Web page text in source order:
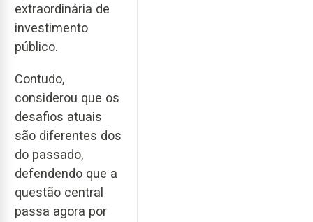
extraordinária de
investimento
público.
Contudo,
considerou que os
desafios atuais
são diferentes dos
do passado,
defendendo que a
questão central
passa agora por